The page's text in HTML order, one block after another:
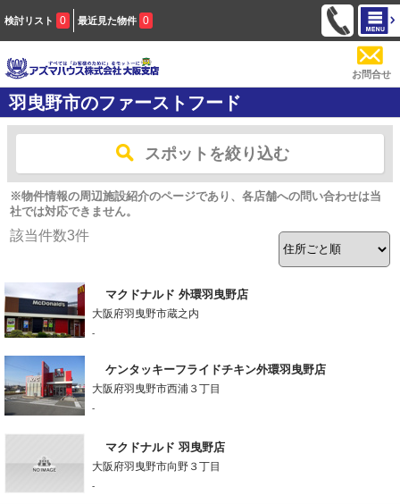
検討リスト 0 最近見た物件 0
お問合せ
羽曳野市のファーストフード
スポットを絞り込む
※物件情報の周辺施設紹介のページであり、各店舗への問い合わせは当
社では対応できません。
該当件数3件
マクドナルド 外環羽曳野店
大阪府羽曳野市蔵之内
-
ケンタッキーフライドチキン外環羽曳野店
大阪府羽曳野市西浦３丁目
-
マクドナルド 羽曳野店
大阪府羽曳野市向野３丁目
-